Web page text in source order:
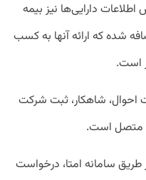
دارایی‌­ها نیز بیمه
شده که ارائه آنها به کسب­‌
است.
شاهکار، ثبت شرکت­‌
متصل است.
طریق سامانه امتا، درخواست